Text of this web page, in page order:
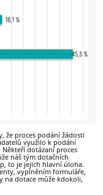
že proces podání žádosti
využilo k podání
dotázaní proces
náš tým dotačních
to je jejich hlavní úloha.
vyplněním formuláře,
na dotace může kdokoli,